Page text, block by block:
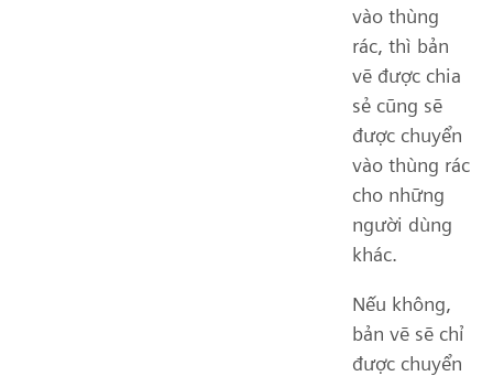
vào thùng
rác, thì bản
vẽ được chia
sẻ cũng sẽ
được chuyển
vào thùng rác
cho những
người dùng
khác.
Nếu không,
bản vẽ sẽ chỉ
được chuyển